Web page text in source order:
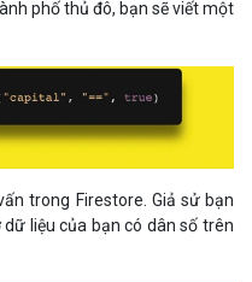
liệu của bạn có dân số trên